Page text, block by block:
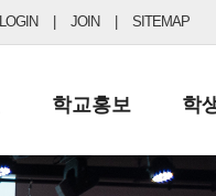
LOGIN JOIN SITEMAP
학교홍보
보도자료
학